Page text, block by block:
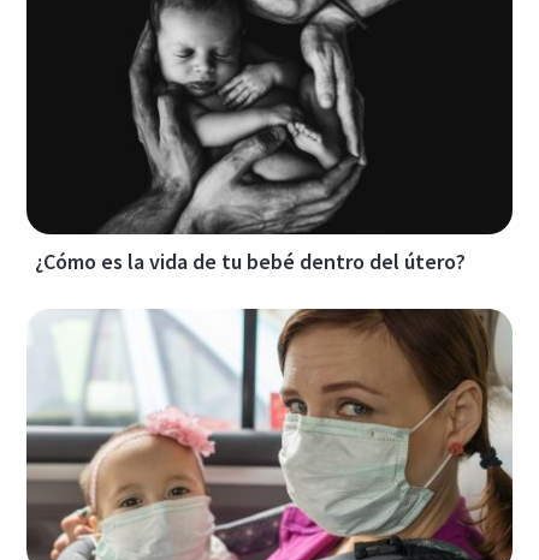
¿Cómo es la vida de tu bebé dentro del útero?